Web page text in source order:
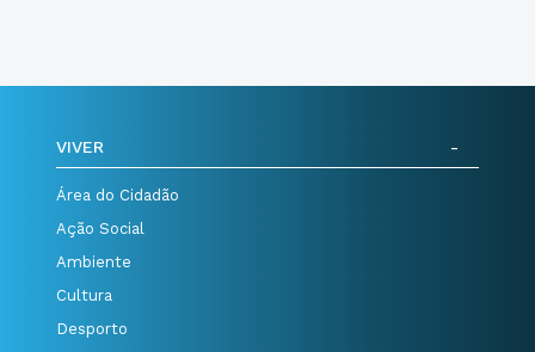
VIVER
Área do Cidadão
Ação Social
Ambiente
Cultura
Desporto